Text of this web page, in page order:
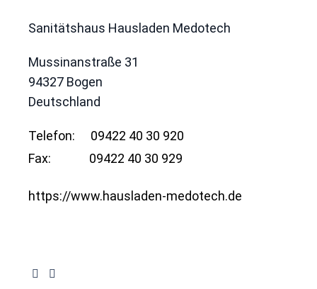
Sanitätshaus Hausladen Medotech
Mussinanstraße 31
94327 Bogen
Deutschland
Telefon:
09422 40 30 920
Fax:
09422 40 30 929
https://www.hausladen-medotech.de